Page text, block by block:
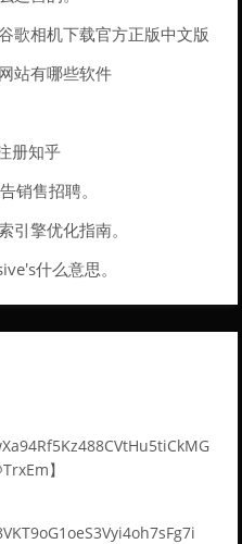
歌相机下载官方正版中文版
站有哪些软件
册知乎
销售招聘。
引擎优化指南。
什么意思。
】